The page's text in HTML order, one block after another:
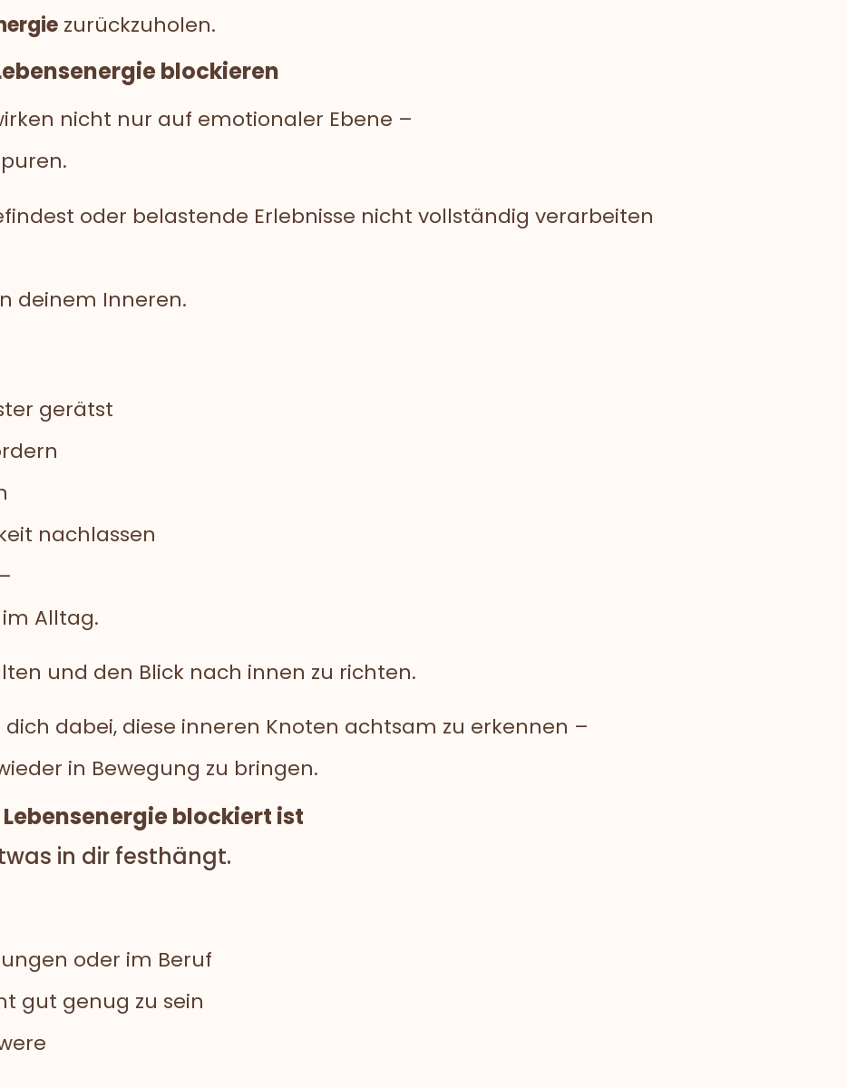
zurückzuholen.
blockieren
nicht nur auf emotionaler Ebene –
oder belastende Erlebnisse nicht vollständig verarbeiten
deinem Inneren.
gerätst
nachlassen
Alltag.
und den Blick nach innen zu richten.
dabei, diese inneren Knoten achtsam zu erkennen –
in Bewegung zu bringen.
blockiert ist
in dir festhängt.
oder im Beruf
gut genug zu sein